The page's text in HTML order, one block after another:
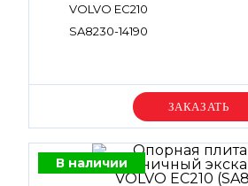
VOLVO EC210
SA8230-14190
Уточняйте цену
В наличии